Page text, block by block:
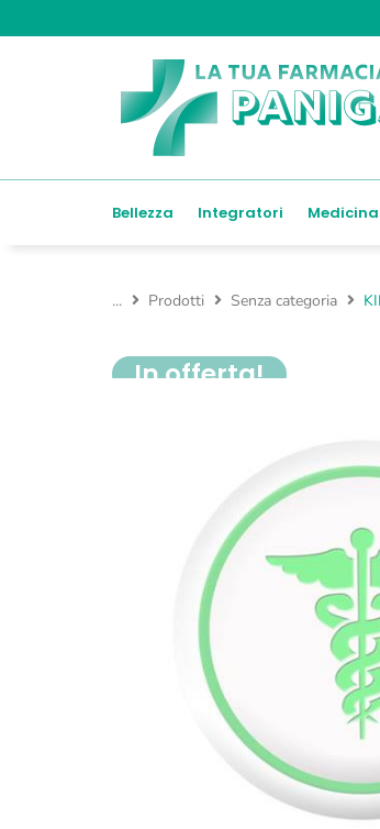
Bellezza Integratori
... Prodotti Senza categoria
In offerta!